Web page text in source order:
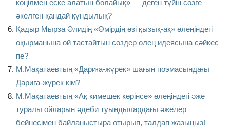
көңілмен еске алатын болайық» — деген түйін сөзге
әкелген қандай құндылық?
Қадыр Мырза Әлидің «Өмірдің өзі қызық-ақ» өлеңіндегі
оқырманына ой тастайтын сөздер өлең идеясына сәйкес
пе?
М.Мақатаевтың «Дариға-жүрек» шағын поэмасындағы
Дариға-жүрек кім?
М.Мақатаевтың «Ақ кимешек көрінсе» өлеңіндегі әже
туралы ойларын әдеби туындылардағы әжелер
бейнесімен байланыстыра отырып, талдап жазыңыз!